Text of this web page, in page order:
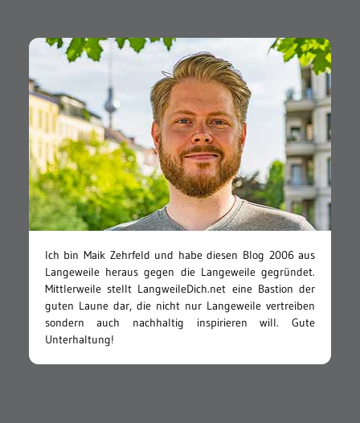
Ich bin Maik Zehrfeld und habe diesen Blog 2006 aus
Langeweile heraus gegen die Langeweile gegründet.
Mittlerweile stellt LangweileDich.net eine Bastion der
guten Laune dar, die nicht nur Langeweile vertreiben
sondern auch nachhaltig inspirieren will. Gute
Unterhaltung!